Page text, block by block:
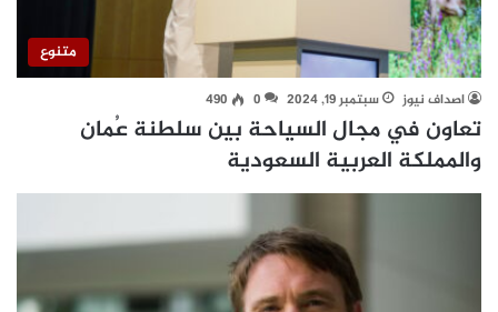
متنوع
اصداف نيوز سبتمبر 19, 2024 0
490
تعاون في مجال السياحة بين سلطنة عُمان
والمملكة العربية السعودية